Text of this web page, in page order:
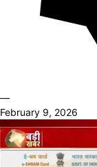
—
February 9, 2026